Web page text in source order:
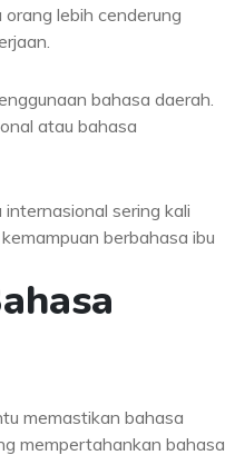
lebih cenderung
bahasa daerah.
atau bahasa
sering kali
berbahasa ibu
memastikan bahasa
mempertahankan bahasa